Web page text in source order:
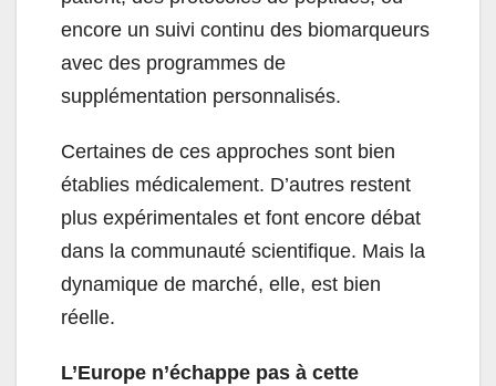
encore un suivi continu des biomarqueurs
avec des programmes de
supplémentation personnalisés.
Certaines de ces approches sont bien
établies médicalement. D’autres restent
plus expérimentales et font encore débat
dans la communauté scientifique. Mais la
dynamique de marché, elle, est bien
réelle.
L’Europe n’échappe pas à cette